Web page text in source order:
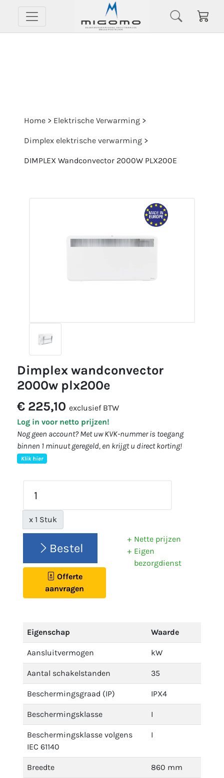
Home > Elektrische Verwarming >
Dimplex elektrische verwarming >
DIMPLEX Wandconvector 2000W PLX200E
dimplex wandconvector
2000w plx200e
€ 225,10 exclusief BTW
Log in voor netto prijzen!
Nog geen account? Met uw KVK-nummer is toegang
binnen 1 minuut geregeld, en krijgt u direct korting!
Klik hier
x 1 Stuk
Bestel
Offerte
aanvragen
Nette prijzen
Eigen
bezorgdienst
Eigenschap Waarde
Aansluitvermogen kW
Aantal schakelstanden 35
Beschermingsgraad (IP) IPX4
Beschermingsklasse I
Beschermingsklasse volgens
IEC 61140
I
Breedte 860 mm